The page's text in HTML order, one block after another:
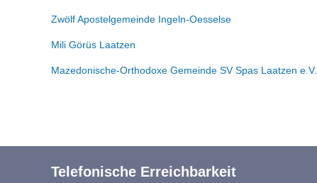
Zwölf Apostelgemeinde Ingeln-Oesselse
Mili Görüs Laatzen
Mazedonische-Orthodoxe Gemeinde SV Spas Laatzen e.V.
Telefonische Erreichbarkeit